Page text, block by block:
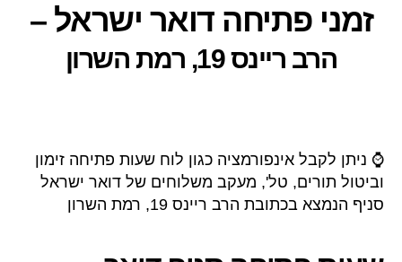
זמני פתיחה דואר ישראל –
הרב ריינס 19, רמת השרון
⌚ ניתן לקבל אינפורמציה כגון לוח שעות פתיחה זימון
וביטול תורים, טל', מעקב משלוחים של דואר ישראל
סניף הנמצא בכתובת הרב ריינס 19, רמת השרון